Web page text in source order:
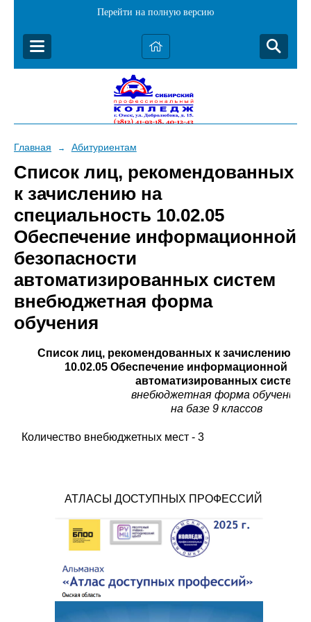
Перейти на полную версию
Главная → Абитуриентам
Список лиц, рекомендованных
к зачислению на
специальность 10.02.05
Обеспечение информационной
безопасности
автоматизированных систем
внебюджетная форма
обучения
Список лиц, рекомендованных к зачислению на
10.02.05 Обеспечение информационной
автоматизированных систем
внебюджетная форма обучения
на базе 9 классов
Количество внебюджетных мест - 3
АТЛАСЫ ДОСТУПНЫХ ПРОФЕССИЙ